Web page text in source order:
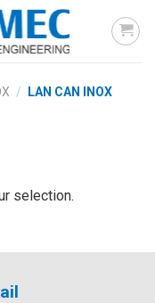
/ LAN CAN INOX
selection.